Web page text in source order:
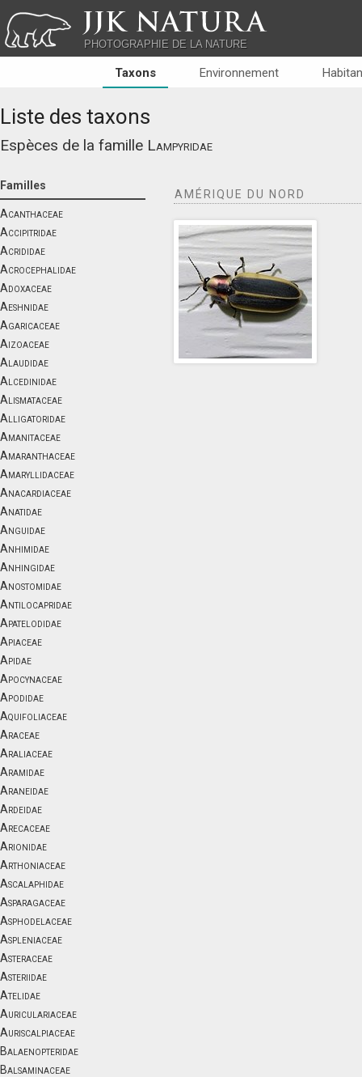
JJK NATURA
PHOTOGRAPHIE DE LA NATURE
Taxons Environnement
Liste des taxons
Espèces de la famille Lampyridae
Familles
Acanthaceae
Accipitridae
Acrididae
Acrocephalidae
Adoxaceae
Aeshnidae
Agaricaceae
Aizoaceae
Alaudidae
Alcedinidae
Alismataceae
Alligatoridae
Amanitaceae
Amaranthaceae
Amaryllidaceae
Anacardiaceae
Anatidae
Anguidae
Anhimidae
Anhingidae
Anostomidae
Antilocapridae
Apatelodidae
Apiaceae
Apidae
Apocynaceae
Apodidae
Aquifoliaceae
Araceae
Araliaceae
Aramidae
Araneidae
Ardeidae
Arecaceae
Arionidae
Arthoniaceae
Ascalaphidae
Asparagaceae
Asphodelaceae
Aspleniaceae
Asteraceae
Asteriidae
Atelidae
Auriculariaceae
Auriscalpiaceae
Balaenopteridae
Balsaminaceae
AMÉRIQUE DU NORD